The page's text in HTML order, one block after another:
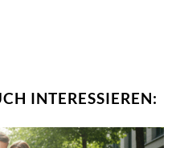
INTERESSIEREN: